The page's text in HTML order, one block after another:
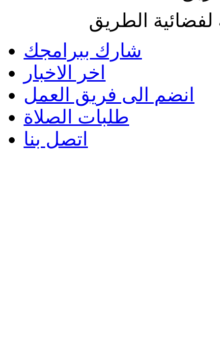
الطريق
شارك ببرامجك
اخر الاخبار
انضم الى فريق العمل
طلبات الصلاة
اتصل بنا